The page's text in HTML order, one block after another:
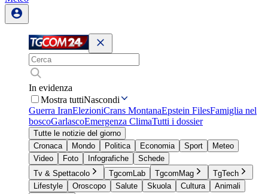
In evidenza
Mostra tuttiNascondi
Guerra IranElezioniCrans MontanaEpstein FilesFamiglia nel
boscoGarlascoEmergenza ClimaTutti i dossier
Tutte le notizie del giorno
Cronaca
Mondo Politica Economia Sport
Meteo
Video
Foto Infografiche
Schede
Tv & Spettacolo
TgcomLab TgcomMag
TgTech
Lifestyle
Oroscopo Salute Skuola Cultura
Animali